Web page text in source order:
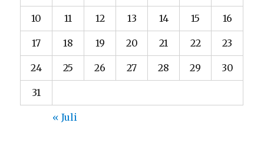
10 11 12 13 14 15 16
17 18 19 20 21 22 23
24 25 26 27 28 29 30
31
« Juli